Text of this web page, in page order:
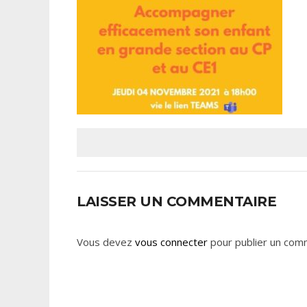
LAISSER UN COMMENTAIRE
Vous devez vous connecter pour publier un